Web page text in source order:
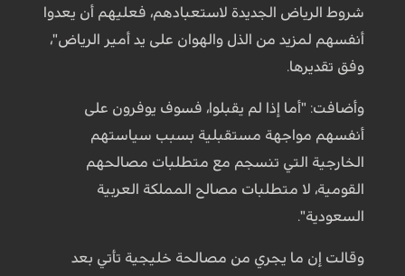
شروط الرياض الجديدة لاستعبادهم، فعليهم أن يعدوا
أنفسهم لمزيد من الذل والهوان على يد أمير الرياض"،
وفق تقديرها.
وأضافت: "أما إذا لم يقبلوا، فسوف يوفرون على
أنفسهم مواجهة مستقبلية بسبب سياستهم
الخارجية التي تنسجم مع متطلبات مصالحهم
القومية، لا متطلبات مصالح المملكة العربية
السعودية".
وقالت إن ما يجري من مصالحة خليجية تأتي بعد